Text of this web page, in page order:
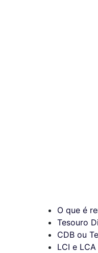
O que é
Tesouro
CDB ou
LCI e LCA